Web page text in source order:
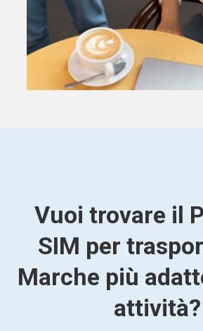
Vuoi trovare il
SIM per
Marche più
attività?